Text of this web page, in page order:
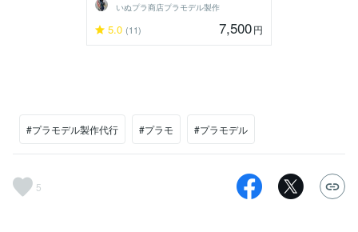
いぬプラ商店プラモデル製作
5.0 (11) 7,500円
#プラモデル製作代行 #プラモ #プラモデル
5